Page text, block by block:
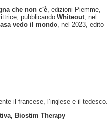
che non c'è , edizioni Piemme,
pubblicando Whiteout , nel
vedo il mondo , nel 2023, edito
il francese, l’inglese e il tedesco.
Biostim Therapy